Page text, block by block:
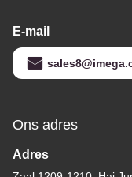
E-mail
Ons adres
Adres